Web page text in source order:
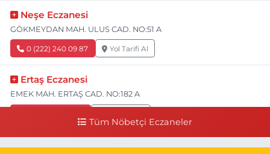
Neşe Eczanesi
GÖKMEYDAN MAH. ULUS CAD. NO:51 A
0 (222) 240 09 87 Yol Tarifi Al
Ertaş Eczanesi
EMEK MAH. ERTAŞ CAD. NO:182 A
Tüm Nöbetçi Eczaneler